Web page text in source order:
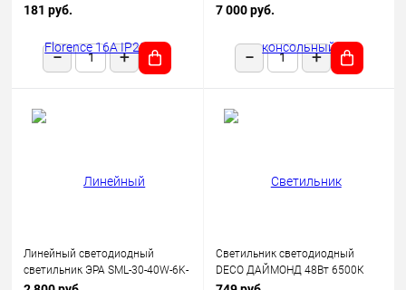
клеммы механизм беж.
181 руб.
50Hz, SP2924 цвет серый (IP65),
7 000 руб.
Линейный светодиодный
светильник ЭРА SML-30-40W-6K-
12-B 40Вт 6500K 3600Лм
Светильник светодиодный
DECO ДАЙМОНД 48Вт 6500К
3120лм 230В 377х73мм IN